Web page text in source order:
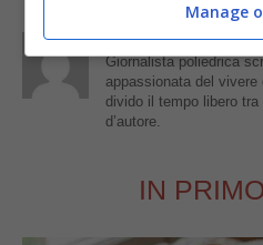
Parole diKati Irrente
Giornalista poliedrica
appassionata del vivere
divido il tempo libero
d’autore.
IN
Manage